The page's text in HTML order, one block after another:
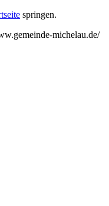
springen.
michelau.de/